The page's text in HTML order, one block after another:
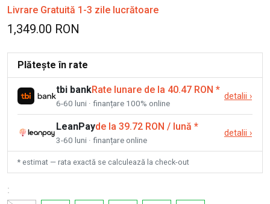
Livrare Gratuită 1-3 zile lucrătoare
1,349.00 RON
Plătește în rate
tbi bankRate lunare de la 40.47 RON *
6-60 luni · finanțare 100% online
detalii ›
LeanPayde la 39.72 RON / lună *
3-60 luni · finanțare online
detalii ›
* estimat — rata exactă se calculează la check-out
: